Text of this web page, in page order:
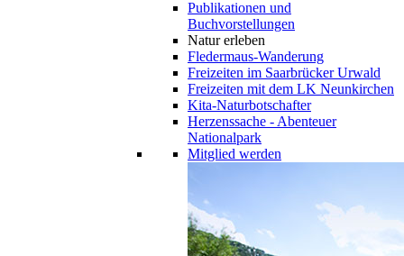
Publikationen und
Buchvorstellungen
Natur erleben
Fledermaus-Wanderung
Freizeiten im Saarbrücker Urwald
Freizeiten mit dem LK Neunkirchen
Kita-Naturbotschafter
Herzenssache - Abenteuer
Nationalpark
Mitglied werden